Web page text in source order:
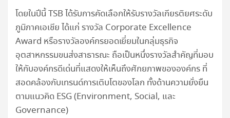
โดยในปีนี้ TSB ได้รับการคัดเลือกให้รับรางวัลเกียรติยศระดับ
ภูมิภาคเอเชีย ได้แก่ รางวัล Corporate Excellence
Award หรือรางวัลองค์กรยอดเยี่ยมในกลุ่มธุรกิจ
อุตสาหกรรมขนส่งสาธารณะ ถือเป็นหนึ่งรางวัลสำคัญที่มอบ
ให้กับองค์กรดีเด่นที่แสดงให้เห็นถึงศักยภาพขององค์กร ที่
สอดคล้องกับเทรนด์การเติบโตของโลก ทั้งด้านความยั่งยืน
ตามแนวคิด ESG (Environment, Social, และ
Governance)